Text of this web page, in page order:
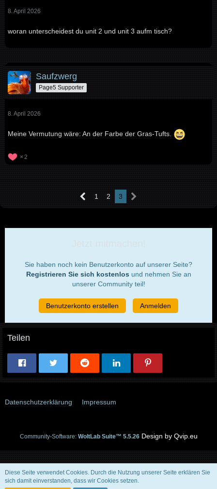
8. April 2026
woran unterscheidest du unit 2 und unit 3 aufm tisch?
Saufzwerg
Page5 Supporter
8. April 2026
Meine Vermutung wäre: An der Farbe der Gras-Tufts.
2
1 2 3
Sie haben noch kein Benutzerkonto auf unserer Seite?
Registrieren Sie sich kostenlos und nehmen Sie an
unserer Community teil!
Benutzerkonto erstellen Anmelden
Teilen
Datenschutzerklärung Impressum
Community-Software: WoltLab Suite™ 5.5.26
Diese Seite verwendet Cookies. Durch die Nutzung unserer Seite erklären Sie
sich damit einverstanden, dass wir Cookies setzen.